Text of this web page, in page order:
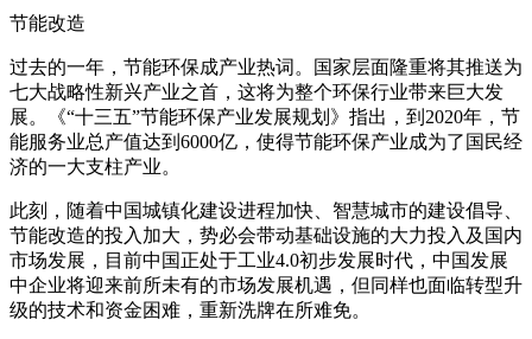
节能改造
过去的一年，节能环保成产业热词。国家层面隆重将其推送为
七大战略性新兴产业之首，这将为整个环保行业带来巨大发
展。《“十三五”节能环保产业发展规划》指出，到2020年，节
能服务业总产值达到6000亿，使得节能环保产业成为了国民经
济的一大支柱产业。
此刻，随着中国城镇化建设进程加快、智慧城市的建设倡导、
节能改造的投入加大，势必会带动基础设施的大力投入及国内
市场发展，目前中国正处于工业4.0初步发展时代，中国发展
中企业将迎来前所未有的市场发展机遇，但同样也面临转型升
级的技术和资金困难，重新洗牌在所难免。